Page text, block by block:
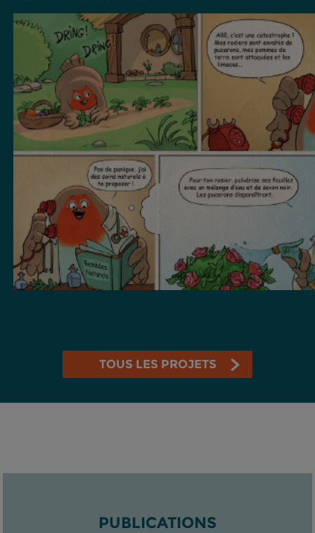
TOUS LES PROJETS
PUBLICATIONS